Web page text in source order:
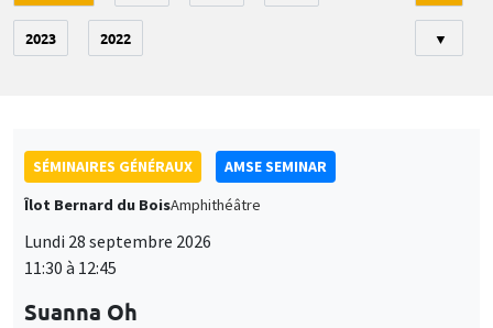
2023 2022 ▼
SÉMINAIRES GÉNÉRAUX
AMSE SEMINAR
Îlot Bernard du BoisAmphithéâtre
Lundi 28 septembre 2026
11:30 à 12:45
Suanna Oh